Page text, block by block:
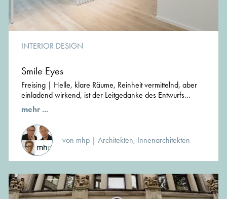
INTERIOR DESIGN
Smile Eyes
Freising | Helle, klare Räume, Reinheit vermittelnd, aber
einladend wirkend, ist der Leitgedanke des Entwurfs...
mehr ...
von mhp | Architekten, Innenarchitekten